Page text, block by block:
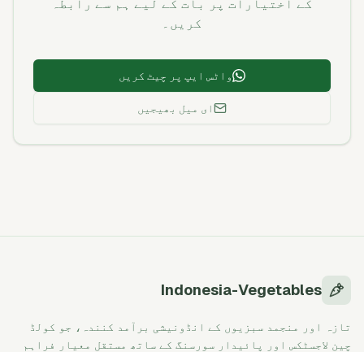
کے اختیارات پر بات کے لیے ہم سے رابطہ
کریں۔
واٹس ایپ پر چیٹ کریں
ای میل بھیجیں
Indonesia-Vegetables
تازہ اور منجمد سبزیوں کے انڈونیشی برآمد کنندہ، جو کولڈ
چین لاجسٹکس اور پائیدار سورسنگ کے ساتھ مستقل معیار فراہم